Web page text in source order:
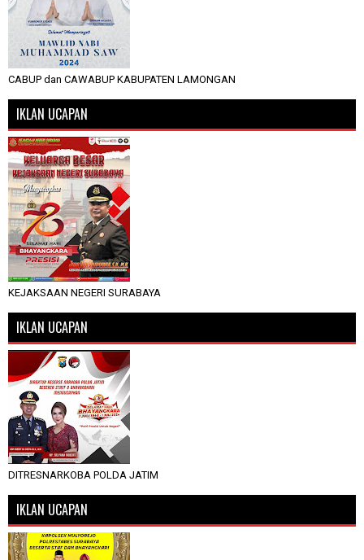
CABUP dan CAWABUP KABUPATEN LAMONGAN
IKLAN UCAPAN
KEJAKSAAN NEGERI SURABAYA
IKLAN UCAPAN
DITRESNARKOBA POLDA JATIM
IKLAN UCAPAN